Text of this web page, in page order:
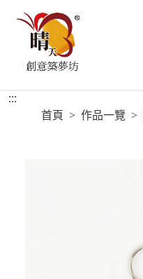
:::
首頁
作品一覽